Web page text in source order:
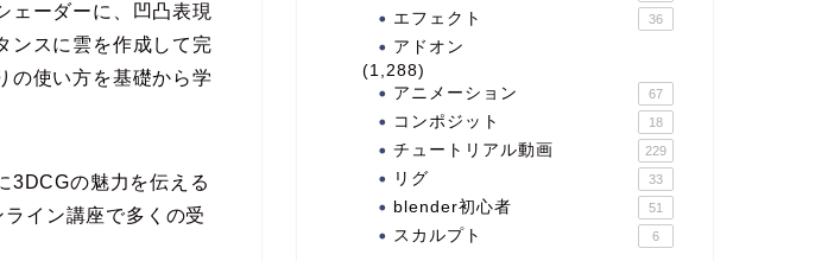
ェーダーに、凹凸表現
ンスに雲を作成して完
の使い方を基礎から学
3DCGの魅力を伝える
イン講座で多くの受
エフェクト 36
アドオン
(1,288)
アニメーション
67
コンポジット 18
チュートリアル動画 229
リグ 33
blender初心者 51
スカルプト 6